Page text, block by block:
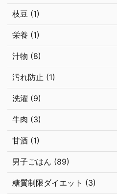
枝豆 (1)
栄養 (1)
汁物 (8)
汚れ防止 (1)
洗濯 (9)
牛肉 (3)
甘酒 (1)
男子ごはん (89)
糖質制限ダイエット (3)